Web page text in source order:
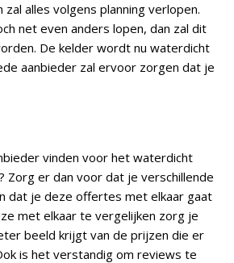
zal alles volgens planning verlopen.
net even anders lopen, dan zal dit
De kelder wordt nu waterdicht
aanbieder zal ervoor zorgen dat je
vinden voor het waterdicht
Zorg er dan voor dat je verschillende
dat je deze offertes met elkaar gaat
met elkaar te vergelijken zorg je
beeld krijgt van de prijzen die er
is het verstandig om reviews te